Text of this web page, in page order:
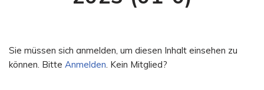
Sie müssen sich anmelden, um diesen Inhalt einsehen zu
können. Bitte Anmelden. Kein Mitglied?